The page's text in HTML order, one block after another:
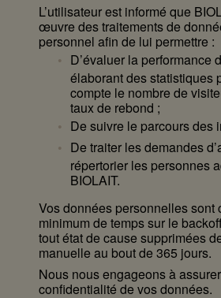
L’utilisateur est informé que
œuvre des traitements de
personnel afin de lui permettre :
D’évaluer la performance
élaborant des statistiques
compte le nombre de
taux de rebond ;
De suivre le parcours des
De traiter les demandes
répertorier les personnes
BIOLAIT.
Vos données personnelles sont
minimum de temps sur le
tout état de cause supprimées
manuelle au bout de 365 jours.
Nous nous engageons à
confidentialité de vos données.